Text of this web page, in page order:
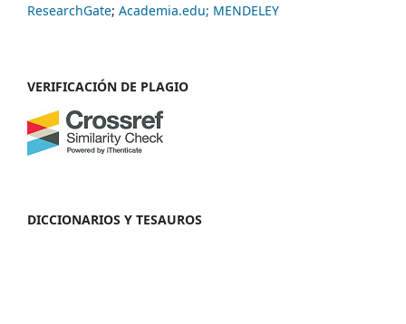
ResearchGate; Academia.edu; MENDELEY
VERIFICACIÓN DE PLAGIO
DICCIONARIOS Y TESAUROS